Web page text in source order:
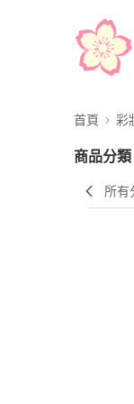
首頁 彩
商品分類
所有